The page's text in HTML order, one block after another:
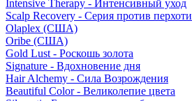
Intensive Therapy - Интенсивный уход
Scalp Recovery - Серия против перхоти
Olaplex (США)
Oribe (США)
Gold Lust - Роскошь золота
Signature - Вдохновение дня
Hair Alchemy - Сила Возрождения
Beautiful Color - Великолепие цвета